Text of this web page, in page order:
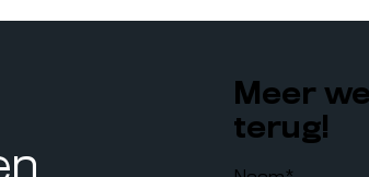
Meer
terug!